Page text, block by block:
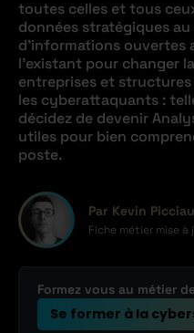
toutes celles et tous
données stratégiques
d’informations ouvertes
l’existant pour changer
entreprises et
les cyberattaquants :
décidez de devenir
utiles pour bien
poste.
Par Kevin Picciau
Fiche métier mise à
Formez vous au métier
Se former à la